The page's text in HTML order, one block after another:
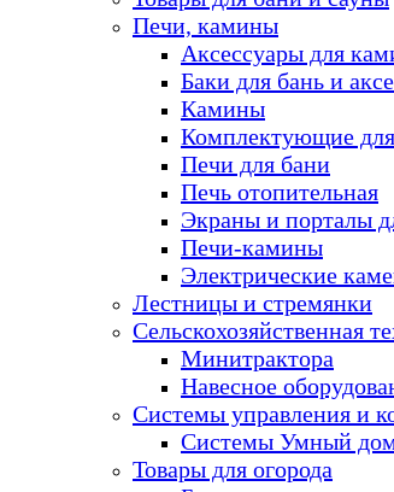
Печи, камины
Аксессуары для
Баки для бань и
Камины
Комплектующие
Печи для бани
Печь отопительная
Экраны и порталы
Печи-камины
Электрические
Лестницы и стремянки
Сельскохозяйственная
Минитрактора
Навесное
Системы управления и
Системы Умный
Товары для огорода